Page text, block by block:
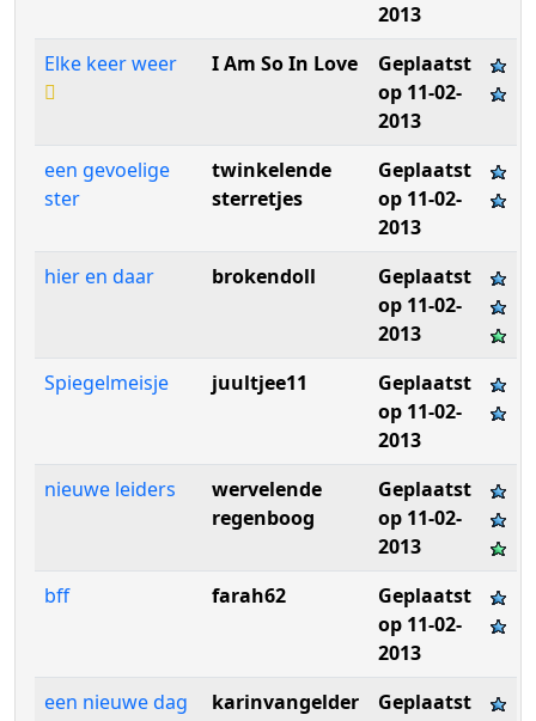
2013
Elke keer weer
I Am So In Love
Geplaatst
op 11-02-
2013
een gevoelige
ster
twinkelende
sterretjes
Geplaatst
op 11-02-
2013
hier en daar
brokendoll
Geplaatst
op 11-02-
2013
Spiegelmeisje
juultjee11
Geplaatst
op 11-02-
2013
nieuwe leiders
wervelende
regenboog
Geplaatst
op 11-02-
2013
bff
farah62
Geplaatst
op 11-02-
2013
een nieuwe dag
karinvangelder
Geplaatst